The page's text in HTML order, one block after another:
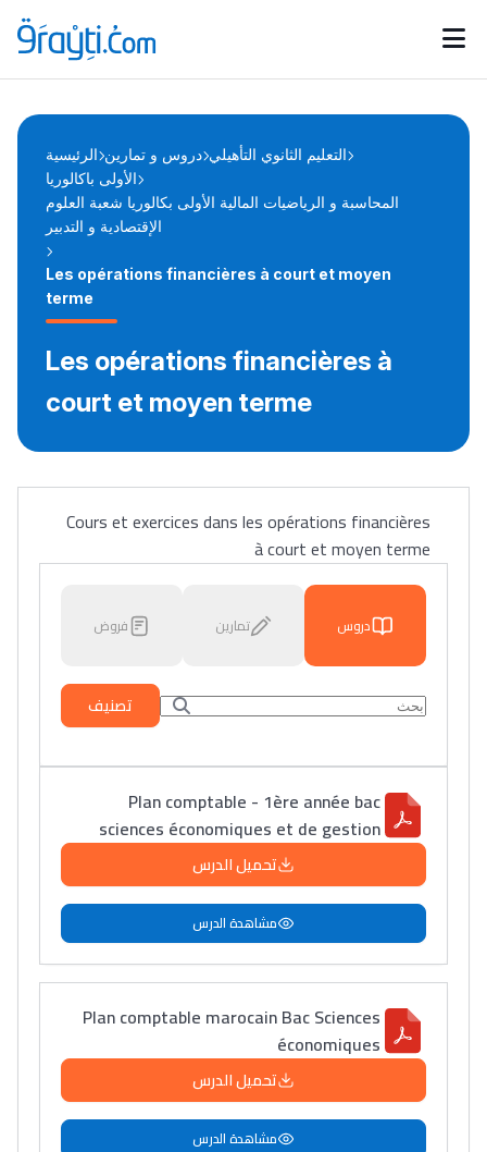
Catégories
d'actualités
Annonces bourses
الرئيسية دروس و تمارين التعليم الثانوي التأهيلي
الأولى باكالوريا
المحاسبة و الرياضيات المالية الأولى بكالوريا شعبة العلوم
الإقتصادية و التدبير
Les opérations financières à court et moyen
terme
Les opérations financières à
court et moyen terme
Cours et exercices dans les opérations financières
à court et moyen terme
دروس تمارين فروض
تصنيف
Plan comptable - 1ère année bac
sciences économiques et de gestion
تحميل الدرس
مشاهدة الدرس
Plan comptable marocain Bac Sciences
économiques
تحميل الدرس
مشاهدة الدرس